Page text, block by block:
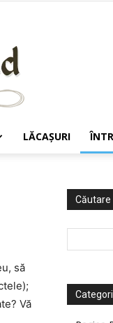
LĂCAŞURI
să
Vă
Căutare